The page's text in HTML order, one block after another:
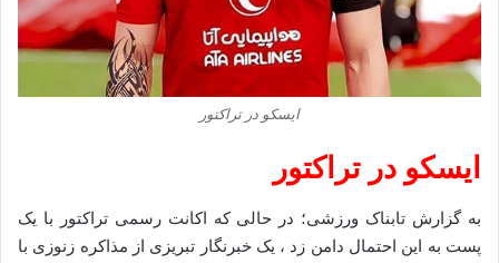
ایسکو در تراکتور
ایسکو در تراکتور
به گزارش تابناک ورزشی؛ در حالی که اکانت رسمی تراکتور با یک
پست به این احتمال دامن زد ، یک خبرنگار تبریزی از مذاکره زنوزی با